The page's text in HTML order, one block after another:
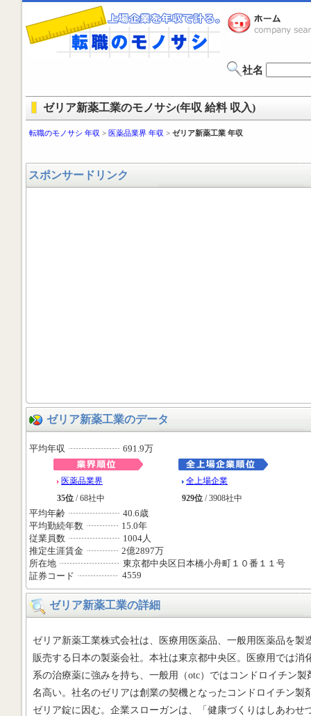
社名
ゼリア新薬工業のモノサシ(年収 給料 収入)
転職のモノサシ 年収 > 医薬品業界 年収 > ゼリア新薬工業 年収
スポンサードリンク
ゼリア新薬工業のデータ
平均年収 691.9万
医薬品業界
35位 / 68社中
全上場企業
929位 / 3908社中
平均年齢
40.6歳
平均勤続年数
15.0年
従業員数
1004人
推定生涯賃金
2億2897万
所在地
東京都中央区日本橋小舟町１０番１１号
証券コード
4559
ゼリア新薬工業の詳細
ゼリア新薬工業株式会社は、医療用医薬品、一般用医薬品を製
販売する日本の製薬会社。本社は東京都中央区。医療用では消
系の治療薬に強みを持ち、一般用（otc）ではコンドロイチン製
名高い。社名のゼリアは創業の契機となったコンドロイチン製
ゼリア錠に因む。企業スローガンは、「健康づくりはしあわせ